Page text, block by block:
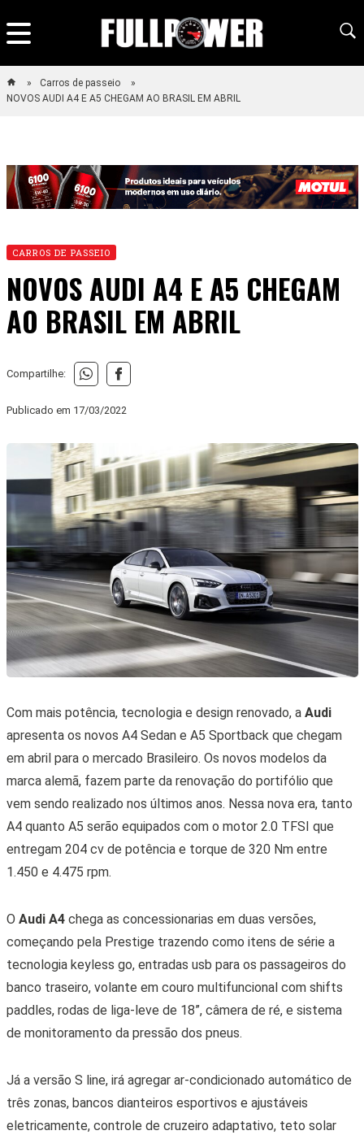
Carros de passeio
NOVOS AUDI A4 E A5 CHEGAM AO BRASIL EM ABRIL
CARROS DE PASSEIO
NOVOS AUDI A4 E A5 CHEGAM
AO BRASIL EM ABRIL
Compartilhe:
Publicado em 17/03/2022
Com mais potência, tecnologia e design renovado, a Audi
apresenta os novos A4 Sedan e A5 Sportback que chegam
em abril para o mercado Brasileiro. Os novos modelos da
marca alemã, fazem parte da renovação do portifólio que
vem sendo realizado nos últimos anos. Nessa nova era, tanto
A4 quanto A5 serão equipados com o motor 2.0 TFSI que
entregam 204 cv de potência e torque de 320 Nm entre
1.450 e 4.475 rpm.
O Audi A4chega as concessionarias em duas versões,
começando pela Prestige trazendo como itens de série a
tecnologia keyless go, entradas usb para os passageiros do
banco traseiro, volante em couro multifuncional com shifts
paddles, rodas de liga-leve de 18”, câmera de ré, e sistema
de monitoramento da pressão dos pneus.
Já a versão S line, irá agregar ar-condicionado automático de
três zonas, bancos dianteiros esportivos e ajustáveis
eletricamente, controle de cruzeiro adaptativo, teto solar